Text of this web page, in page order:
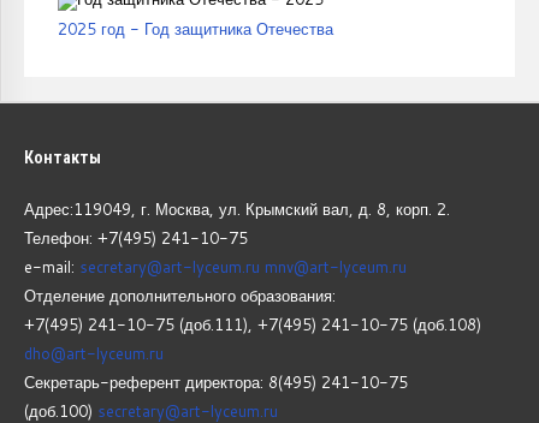
2025 год - Год защитника Отечества
Контакты
Адрес:119049, г. Москва, ул. Крымский вал, д. 8, корп. 2.
Телефон: +7(495) 241-10-75
e-mail: secretary@art-lyceum.ru mnv@art-lyceum.ru
Отделение дополнительного образования:
+7(495) 241-10-75 (доб.111), +7(495) 241-10-75 (доб.108)
dho@art-lyceum.ru
Секретарь-референт директора: 8(495) 241-10-75
(доб.100) secretary@art-lyceum.ru